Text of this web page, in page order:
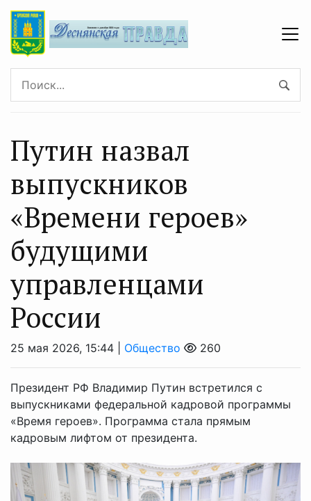
Путин назвал
выпускников
«Времени героев»
будущими
управленцами
России
25 мая 2026, 15:44 | Общество 260
Президент РФ Владимир Путин встретился с
выпускниками федеральной кадровой программы
«Время героев». Программа стала прямым
кадровым лифтом от президента.